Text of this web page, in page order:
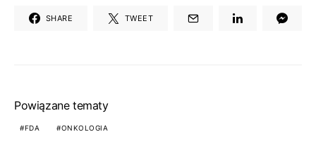
SHARE TWEET
Powiązane tematy
FDA ONKOLOGIA